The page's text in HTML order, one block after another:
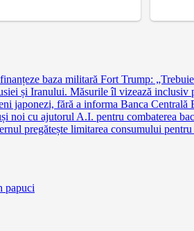
baza militară Fort Trump:
și Iranului. Măsurile îl vizează inclusiv
japonezi, fără a informa Banca
noi cu ajutorul A.I. pentru combaterea
pregătește limitarea consumului
papuci